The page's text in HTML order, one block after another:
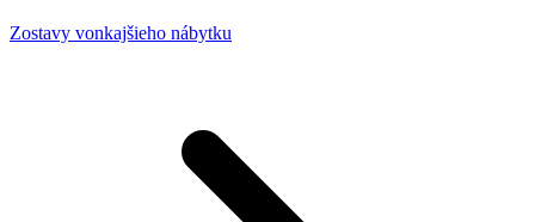
Zostavy vonkajšieho nábytku